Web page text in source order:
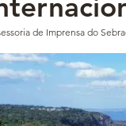
de Imprensa do